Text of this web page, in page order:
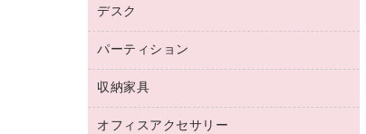
インクカートリッジ
その他コピー用紙・プリンタ用紙
コピー用紙
ネットワーク／ＬＡＮ機器
ネットワーク／ＬＡＮアクセサリー
セキュリティ用品
ファクシミリ
デジタルカメラ
スキャナー
コピー機
ＣＤ－Ｒ
メディア収納用品
応接イス・ベンチ
オフィスチェア
デスク
ミーティングテーブル
デスク
カウンター
パーティション
ホワイトボード・黒板
収納家具
保管庫・書庫
オフィスアクセサリー